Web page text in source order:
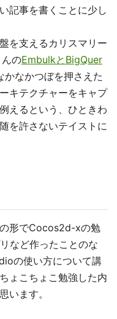
記事を書くことに少し
を支えるカリスマリー
んのEmbulkとBigQuer
かなかつぼを押さえた
キテクチャーをキャプ
えるという、ひときわ
を許さないテイストに
形でCocos2d-xの勉
など作ったことのな
の使い方について講
ょこちょこ勉強した内
います。